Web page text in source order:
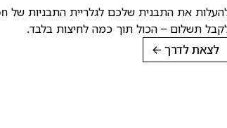
תשלום – הכול תוך כמה לחיצות בלבד.
לצאת לדרך →